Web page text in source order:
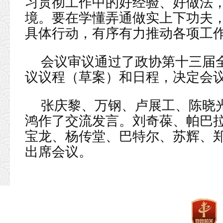
境。要在学懂弄通做实上下功夫
具体行动，有序有力推动各项工
会议审议通过了政协第十三届
议议程（草案）和日程，决定会
张庆黎、万钢、卢展工、陈晓
鸿作了交流发言。刘奇葆、帕巴
宝龙、杨传堂、巴特尔、苏辉、
出席会议。